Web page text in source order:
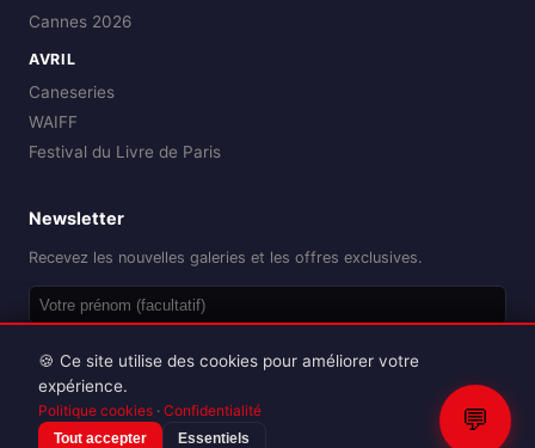
Cannes 2026
AVRIL
Caneseries
WAIFF
Festival du Livre de Paris
Newsletter
Recevez les nouvelles galeries et les offres exclusives.
Reproduction interdite sans autorisation.
💬
🍪 Ce site utilise des cookies pour améliorer votre
expérience.
Politique cookies · Confidentialité
Tout accepter Essentiels